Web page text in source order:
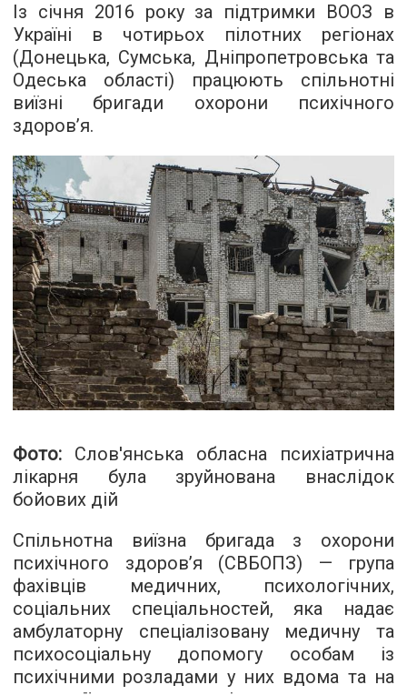
Із січня 2016 року за підтримки ВООЗ в
Україні в чотирьох пілотних регіонах
(Донецька, Сумська, Дніпропетровська та
Одеська області) працюють спільнотні
виїзні бригади охорони психічного
здоров’я.
Фото: Слов'янська обласна психіатрична
лікарня була зруйнована внаслідок
бойових дій
Спільнотна виїзна бригада з охорони
психічного здоров’я (СВБОПЗ) — група
фахівців медичних, психологічних,
соціальних спеціальностей, яка надає
амбулаторну спеціалізовану медичну та
психосоціальну допомогу особам із
психічними розладами у них вдома та на